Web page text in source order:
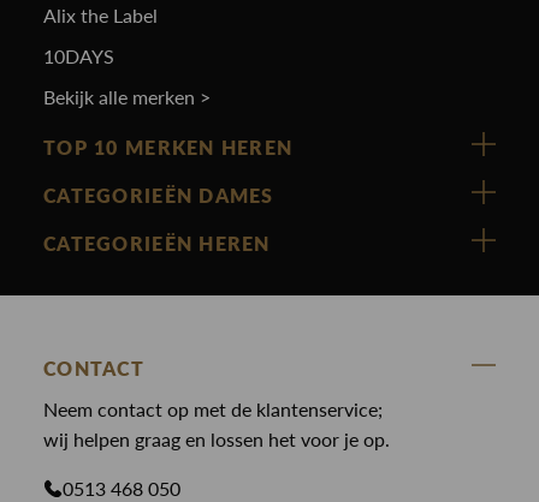
Alix the Label
10DAYS
Bekijk alle merken >
TOP 10 MERKEN HEREN
Vanguard
Cast Iron
State Of Art
Paul en Shark
Genti
CATEGORIEËN DAMES
Nieuw binnen
Blouses
Broeken
Gilets
Jassen
CATEGORIEËN HEREN
Broeken
Colberts
Giftcards
Jassen
CONTACT
Neem contact op met de klantenservice;
wij helpen graag en lossen het voor je op.
0513 468 050